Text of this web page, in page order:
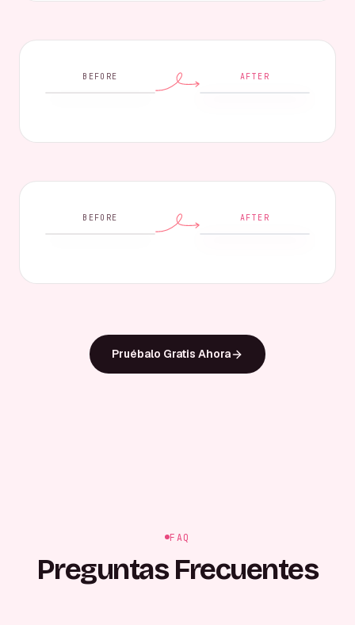
BEFORE AFTER
BEFORE AFTER
Pruébalo Gratis Ahora
FAQ
Preguntas Frecuentes